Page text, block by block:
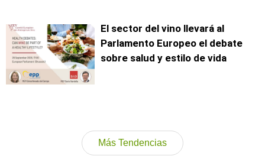
El sector del vino llevará al
Parlamento Europeo el debate
sobre salud y estilo de vida
Más Tendencias